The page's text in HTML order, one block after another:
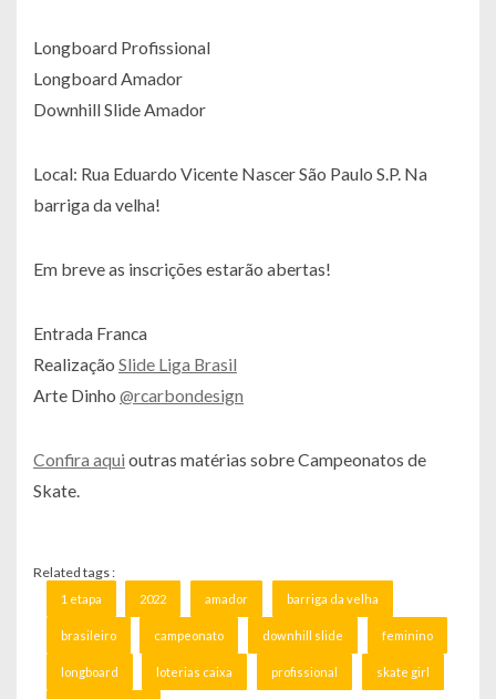
Longboard Profissional
Longboard Amador
Downhill Slide Amador
Local: Rua Eduardo Vicente Nascer São Paulo S.P. Na
barriga da velha!
Em breve as inscrições estarão abertas!
Entrada Franca
Realização Slide Liga Brasil
Arte Dinho @rcarbondesign
Confira aqui outras matérias sobre Campeonatos de
Skate.
Related tags :
1 etapa 2022 amador barriga da velha
brasileiro campeonato downhill slide feminino
longboard loterias caixa profissional skate girl